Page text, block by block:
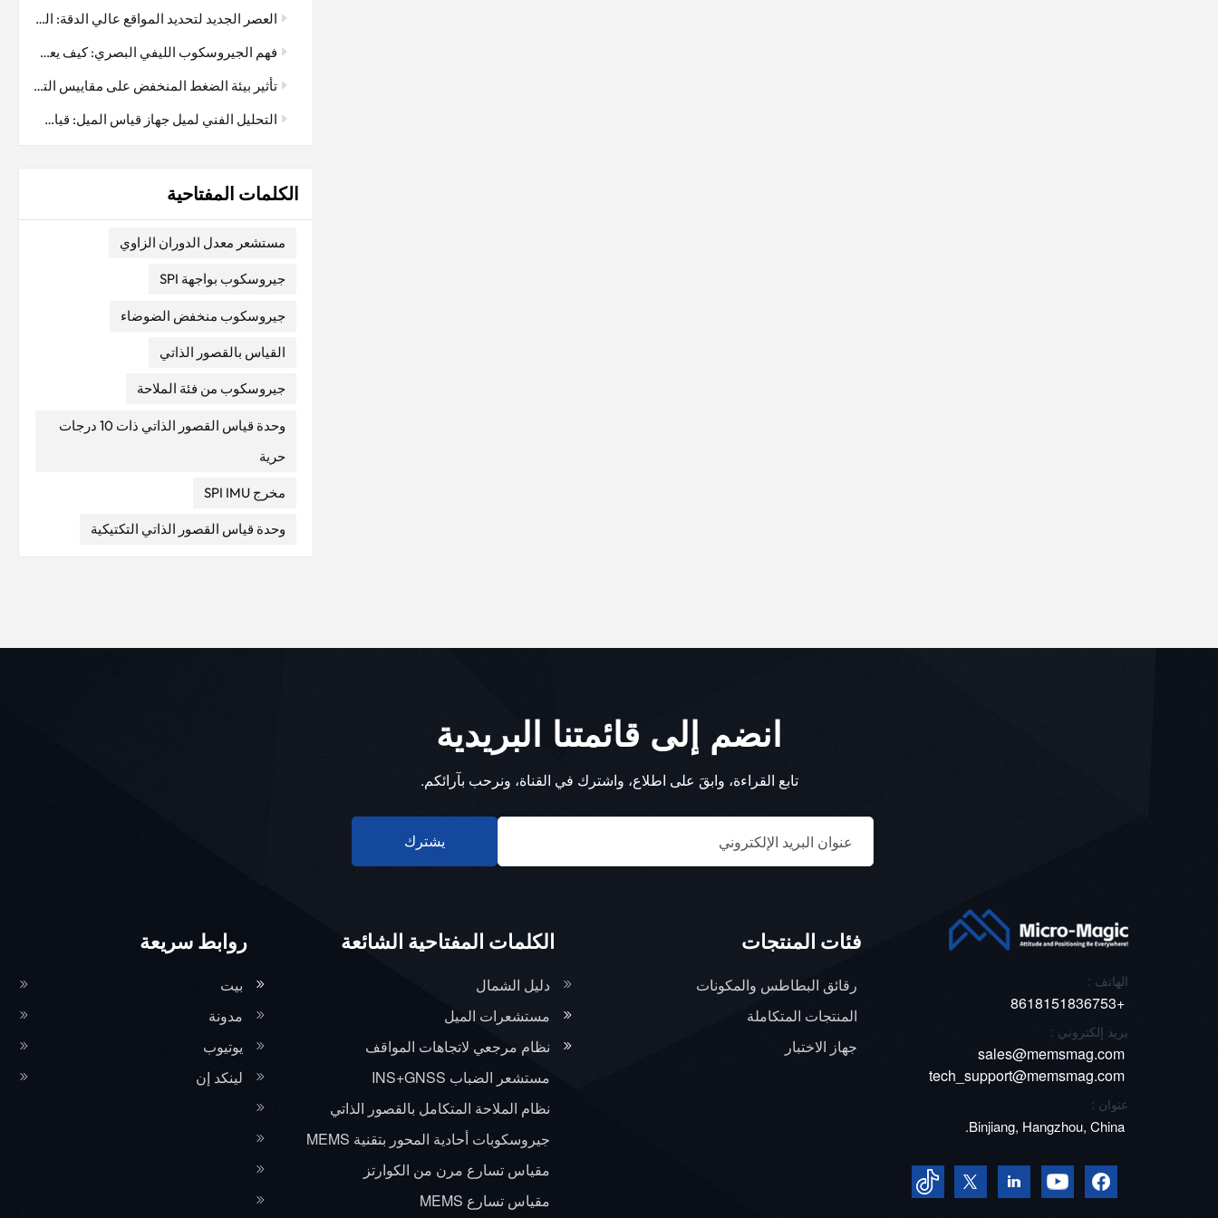
العصر الجديد لتحديد المواقع عالي الدقة: التكامل العميق لتقنية RTK ونظام I3700 ثنائي الهوائي GNSS/INS
فهم الجيروسكوب الليفي البصري: كيف يعمل
تأثير بيئة الضغط المنخفض على مقاييس التسارع المرنة المصنوعة من الكوارتز: اعتبار رئيسي في تطبيقات الفضاء الجوي
التحليل الفني لميل جهاز قياس الميل: قياس دقيق، مستقر وموثوق
الكلمات المفتاحية
مستشعر معدل الدوران الزاوي
جيروسكوب بواجهة SPI
جيروسكوب منخفض الضوضاء
القياس بالقصور الذاتي
جيروسكوب من فئة الملاحة
وحدة قياس القصور الذاتي ذات 10 درجات
حرية
مخرج SPI IMU
وحدة قياس القصور الذاتي التكتيكية
انضم إلى قائمتنا البريدية
تابع القراءة، وابقَ على اطلاع، واشترك في القناة، ونرحب بآرائكم.
يشترك
الهاتف :
+8618151836753
بريد إلكتروني :
sales@memsmag.com
tech_support@memsmag.com
عنوان :
Binjiang, Hangzhou, China.
فئات المنتجات
رقائق البطاطس والمكونات
المنتجات المتكاملة
جهاز الاختبار
الكلمات المفتاحية الشائعة
دليل الشمال
مستشعرات الميل
نظام مرجعي لاتجاهات المواقف
مستشعر الضباب INS+GNSS
نظام الملاحة المتكامل بالقصور الذاتي
جيروسكوبات أحادية المحور بتقنية MEMS
مقياس تسارع مرن من الكوارتز
مقياس تسارع MEMS
روابط سريعة
بيت
مدونة
يوتيوب
لينكد إن